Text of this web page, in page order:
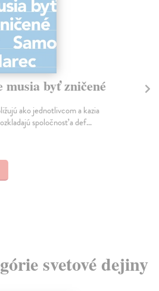
musia byť zničené
ako jednotlivcom a kazia
spoločnosť a def...
svetové dejiny